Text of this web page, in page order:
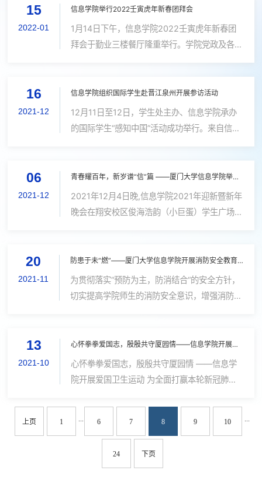
师及工程技术人员代表、党政人员代表与...
15
2022-01
信息学院举行2022壬寅虎年新春团拜会
1月14日下午，信息学院2022壬寅虎年新春团
拜会于勤业三楼餐厅隆重举行。学院党政及各系
一堂，共叙情谊，喜迎新春。晚会由计算机科学
与技术系卢杨、辅导员成炘儒主持。 厦...
16
2021-12
信息学院组织国际学生赴晋江泉州开展参访活动
12月11日至12日，学生处主办、信息学院承办
的国际学生“感知中国”活动成功举行。来自信息
深对中国历史文化和当代建设发展成就...
06
2021-12
青春耀百年，新岁谱“信”篇 ——厦门大学信息学院举办2021年迎新暨新年晚会
2021年12月4日晚,信息学院2021年迎新暨新年
晚会在翔安校区俊海浩韵（小巨蛋）学生广场举
院党政领导、系主任、班主任代表、全...
20
2021-11
防患于未“燃”——厦门大学信息学院开展消防安全教育培训和消防演练活动
为贯彻落实“预防为主，防消结合“的安全方针，
切实提高学院师生的消防安全意识，增强消防安
学院于海韵行政楼开展消防安全...
13
2021-10
心怀拳拳爱国志，殷殷共守厦园情——信息学院开展爱国卫生运动
心怀拳拳爱国志，殷殷共守厦园情 ——信息学
院开展爱国卫生运动 为全面打赢本轮新冠肺炎
国卫生运动的相关要求部署，在厦园内...
上页 1 ... 6 7 8 9 10 ...
24 下页